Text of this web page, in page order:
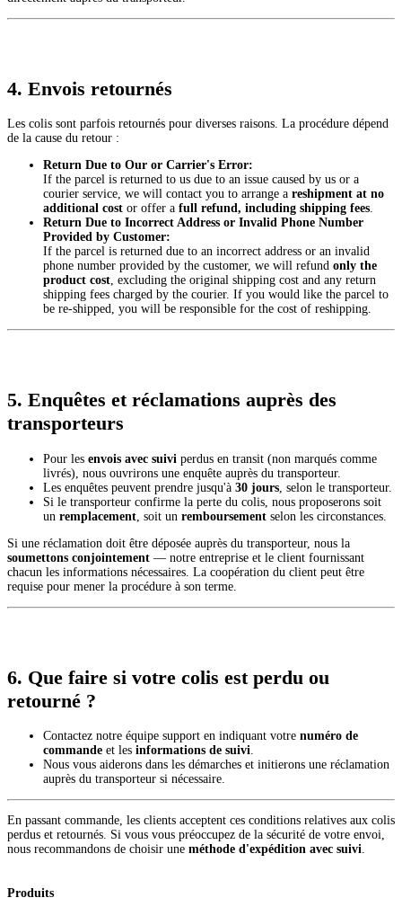
4. Envois retournés
Les colis sont parfois retournés pour diverses raisons. La procédure dépend
de la cause du retour :
Return Due to Our or Carrier's Error:
If the parcel is returned to us due to an issue caused by us or a
courier service, we will contact you to arrange a reshipment at no
additional cost or offer a full refund, including shipping fees.
Return Due to Incorrect Address or Invalid Phone Number
Provided by Customer:
If the parcel is returned due to an incorrect address or an invalid
phone number provided by the customer, we will refund only the
product cost, excluding the original shipping cost and any return
shipping fees charged by the courier. If you would like the parcel to
be re-shipped, you will be responsible for the cost of reshipping.
5. Enquêtes et réclamations auprès des
transporteurs
Pour les envois avec suivi perdus en transit (non marqués comme
livrés), nous ouvrirons une enquête auprès du transporteur.
Les enquêtes peuvent prendre jusqu'à 30 jours , selon le transporteur.
Si le transporteur confirme la perte du colis, nous proposerons soit
un remplacement , soit un remboursement selon les circonstances.
Si une réclamation doit être déposée auprès du transporteur, nous la
soumettons conjointement — notre entreprise et le client fournissant
chacun les informations nécessaires. La coopération du client peut être
requise pour mener la procédure à son terme.
6. Que faire si votre colis est perdu ou
retourné ?
Contactez notre équipe support en indiquant votre numéro de
commande et les informations de suivi.
Nous vous aiderons dans les démarches et initierons une réclamation
auprès du transporteur si nécessaire.
En passant commande, les clients acceptent ces conditions relatives aux colis
perdus et retournés. Si vous vous préoccupez de la sécurité de votre envoi,
nous recommandons de choisir une méthode d'expédition avec suivi.
Produits